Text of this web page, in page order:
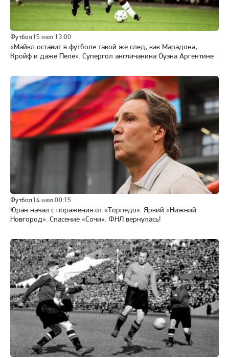
Футбол 15 июл 13:00
«Майкл оставит в футболе такой же след, как Марадона,
Кройф и даже Пеле». Супергол англичанина Оуэна Аргентине
Футбол 14 июл 00:15
Юран начал с поражения от «Торпедо». Яркий «Нижний
Новгород». Спасение «Сочи». ФНЛ вернулась!